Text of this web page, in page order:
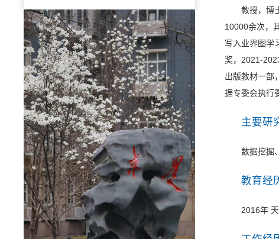
教授，博士
10000余次，
写入业界图学
奖，2021-
出版教材一部
据专委会执行
主要研
数据挖掘
教育经
2016年